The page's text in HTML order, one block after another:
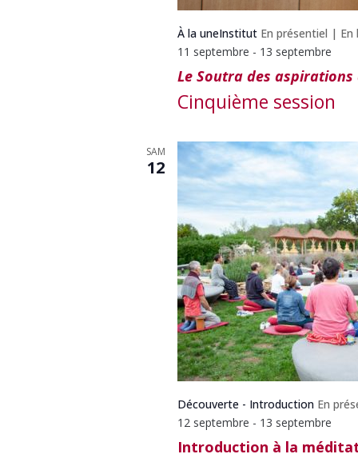
À la uneInstitut En présentiel | En
11 septembre - 13 septembre
Le Soutra des
Cinquième session
SAM
12
Découverte - Introduction En
12 septembre - 13 septembre
Introduction à la